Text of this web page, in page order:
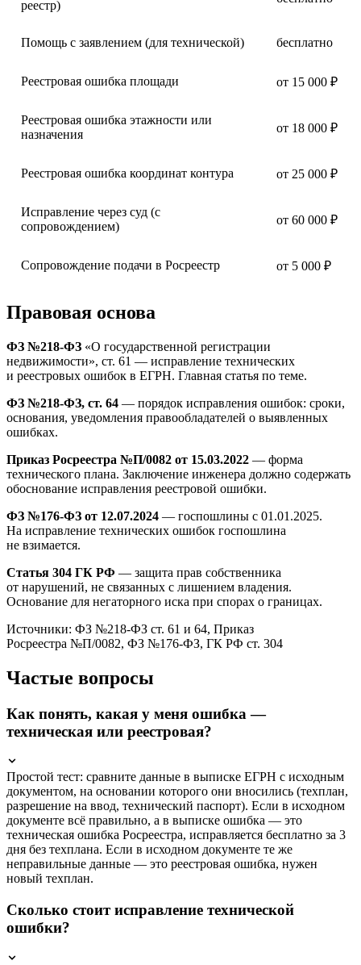
реестр)
Помощь с заявлением (для технической) бесплатно
Реестровая ошибка площади от 15 000 ₽
Реестровая ошибка этажности или
назначения
от 18 000 ₽
Реестровая ошибка координат контура от 25 000 ₽
Исправление через суд (с
сопровождением)
от 60 000 ₽
Сопровождение подачи в Росреестр от 5 000 ₽
Правовая основа
ФЗ №218-ФЗ «О государственной регистрации
недвижимости», ст. 61 — исправление технических
и реестровых ошибок в ЕГРН. Главная статья по теме.
ФЗ №218-ФЗ, ст. 64 — порядок исправления ошибок: сроки,
основания, уведомления правообладателей о выявленных
ошибках.
Приказ Росреестра №П/0082 от 15.03.2022 — форма
технического плана. Заключение инженера должно содержать
обоснование исправления реестровой ошибки.
ФЗ №176-ФЗ от 12.07.2024 — госпошлины с 01.01.2025.
На исправление технических ошибок госпошлина
не взимается.
Статья 304 ГК РФ — защита прав собственника
от нарушений, не связанных с лишением владения.
Основание для негаторного иска при спорах о границах.
Источники: ФЗ №218-ФЗ ст. 61 и 64, Приказ
Росреестра №П/0082, ФЗ №176-ФЗ, ГК РФ ст. 304
Частые вопросы
Как понять, какая у меня ошибка —
техническая или реестровая?
Простой тест: сравните данные в выписке ЕГРН с исходным
документом, на основании которого они вносились (техплан,
разрешение на ввод, технический паспорт). Если в исходном
документе всё правильно, а в выписке ошибка — это
техническая ошибка Росреестра, исправляется бесплатно за 3
дня без техплана. Если в исходном документе те же
неправильные данные — это реестровая ошибка, нужен
новый техплан.
Сколько стоит исправление технической
ошибки?